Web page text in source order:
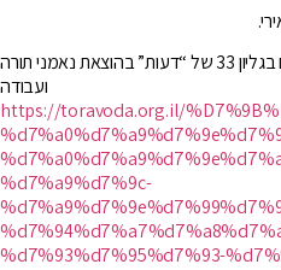
נכתב ע”י דוד גליקסברג. פורסם בגליון 33 של “דעות” בהוצאת נאמני תורה
ועבודה
https://toravoda.org.il/
%d7%a9%d7%9c-
%d7%93%d7%95%d7%93-